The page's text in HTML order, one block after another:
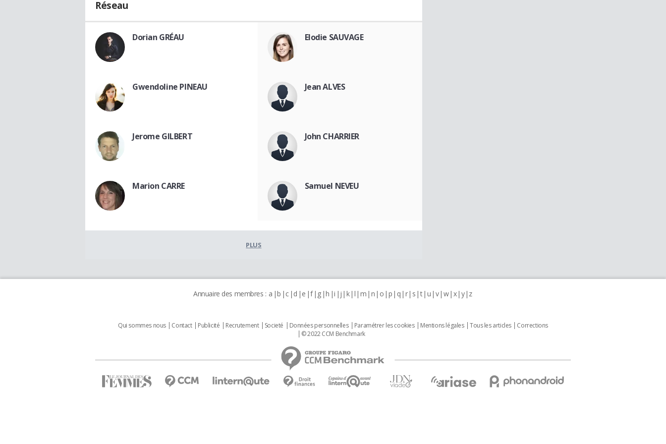
Réseau
Dorian GRÉAU Elodie SAUVAGE
Gwendoline PINEAU Jean ALVES
Jerome GILBERT John CHARRIER
Marion CARRE Samuel NEVEU
PLUS
Annuaire des membres : a b c d e f g h i j k l m n o p q r s t u v w x y z
Qui sommes nous Contact Publicité Recrutement Societé Données personnelles Paramétrer les cookies Mentions légales Tous les articles
Corrections
© 2022 CCM Benchmark